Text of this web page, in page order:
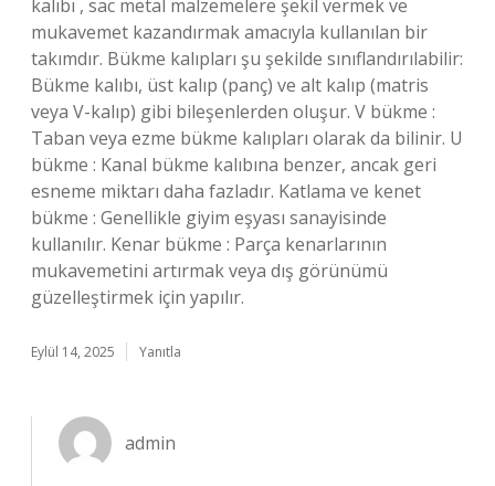
kalıbı , sac metal malzemelere şekil vermek ve
mukavemet kazandırmak amacıyla kullanılan bir
takımdır. Bükme kalıpları şu şekilde sınıflandırılabilir:
Bükme kalıbı, üst kalıp (panç) ve alt kalıp (matris
veya V-kalıp) gibi bileşenlerden oluşur. V bükme :
Taban veya ezme bükme kalıpları olarak da bilinir. U
bükme : Kanal bükme kalıbına benzer, ancak geri
esneme miktarı daha fazladır. Katlama ve kenet
bükme : Genellikle giyim eşyası sanayisinde
kullanılır. Kenar bükme : Parça kenarlarının
mukavemetini artırmak veya dış görünümü
güzelleştirmek için yapılır.
Eylül 14, 2025 Yanıtla
admin